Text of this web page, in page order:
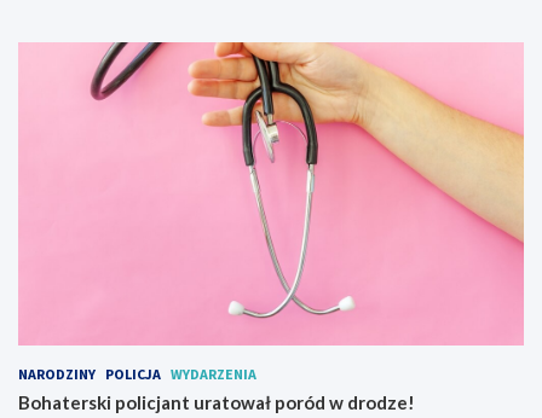
y
NARODZINY POLICJA WYDARZENIA
Bohaterski policjant uratował poród w drodze!